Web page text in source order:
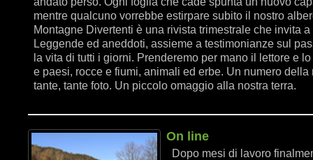
mentre qualcuno vorrebbe estirpare subito il nostro
Montagne Divertenti è una rivista trimestrale che invita
Leggende ed aneddoti, assieme a testimonianze sul
la vita di tutti i giorni. Prenderemo per mano il lettore e
e paesi, rocce e fiumi, animali ed erbe. Un numero
tante, tante foto. Un piccolo omaggio alla nostra terra.
On line
Dopo mesi di lavoro